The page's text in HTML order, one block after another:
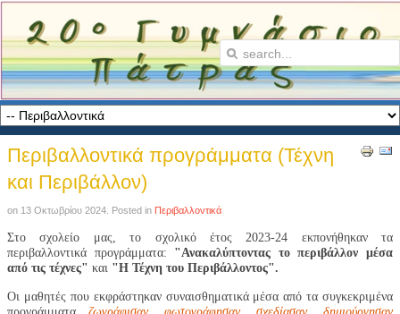
Περιβαλλοντικά προγράμματα (Τέχνη
και Περιβάλλον)
on 13 Οκτωβρίου 2024 . Posted in Περιβαλλοντικά
Στο σχολείο μας, το σχολικό έτος 2023-24 εκπονήθηκαν τα
περιβαλλοντικά προγράμματα: "Ανακαλύπτοντας το περιβάλλον μέσα
από τις τέχνες" και "Η Τέχνη του Περιβάλλοντος".
Οι μαθητές που εκφράστηκαν συναισθηματικά μέσα από τα συγκεκριμένα